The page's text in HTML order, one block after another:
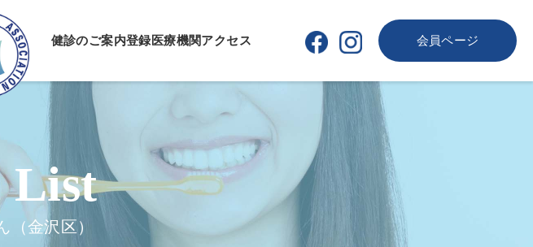
健診のご案内登録医療機関アクセス 会員ページ
金沢区）